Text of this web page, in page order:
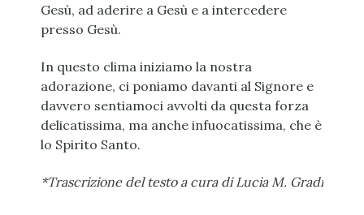
Gesù, ad aderire a Gesù e a intercedere
presso Gesù.
In questo clima iniziamo la nostra
adorazione, ci poniamo davanti al Signore e
davvero sentiamoci avvolti da questa forza
delicatissima, ma anche infuocatissima, che è
lo Spirito Santo.
*Trascrizione del testo a cura di Lucia M. Gradi